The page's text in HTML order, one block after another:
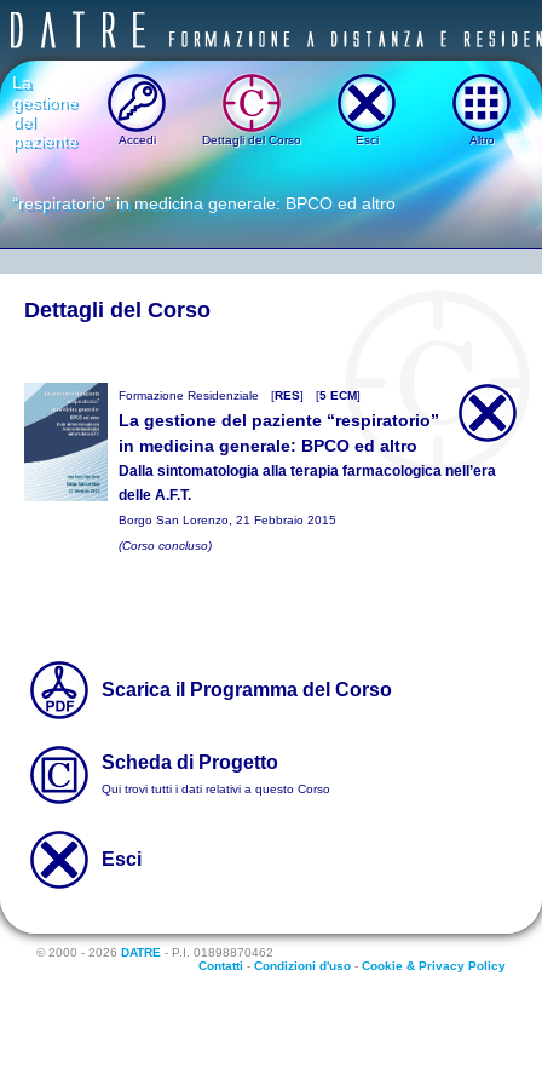
Accedi Dettagli del Corso Esci Altro
La
gestione
del
paziente
“respiratorio” in medicina generale: BPCO ed altro
Dettagli del Corso
Formazione Residenziale [RES] [5 ECM]
La gestione del paziente “respiratorio”
in medicina generale: BPCO ed altro
Dalla sintomatologia alla terapia farmacologica nell’era
delle A.F.T.
Borgo San Lorenzo, 21 Febbraio 2015
(Corso concluso)
Scarica il Programma del Corso
Scheda di Progetto
Qui trovi tutti i dati relativi a questo Corso
Esci
© 2000 - 2026 DATRE - P.I. 01898870462
Contatti - Condizioni d'uso - Cookie & Privacy Policy